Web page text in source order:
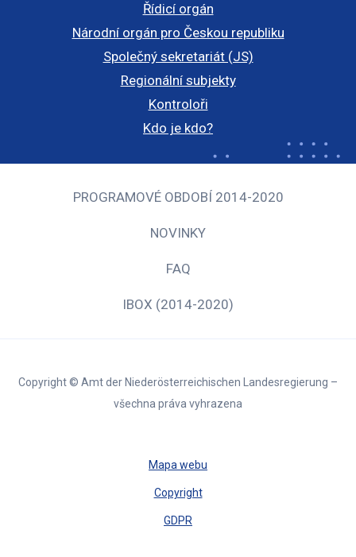
Řídicí orgán
Národní orgán pro Českou republiku
Společný sekretariát (JS)
Regionální subjekty
Kontroloři
Kdo je kdo?
PROGRAMOVÉ OBDOBÍ 2014-2020
NOVINKY
FAQ
IBOX (2014-2020)
Copyright © Amt der Niederösterreichischen Landesregierung –
všechna práva vyhrazena
Mapa webu
Copyright
GDPR